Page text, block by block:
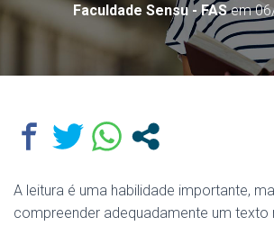
Faculdade Sensu - FASem
A leitura é uma habilidade importante,
compreender adequadamente um texto